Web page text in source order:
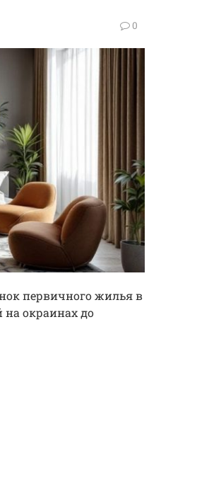
0
первичного жилья в
на окраинах до